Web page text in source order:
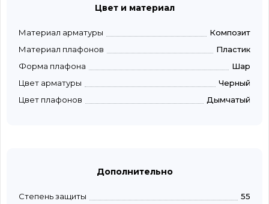
Цвет и материал
Материал арматуры
Композит
Материал плафонов
Пластик
Форма плафона
Шар
Цвет арматуры
Черный
Цвет плафонов
Дымчатый
Дополнительно
Степень защиты
55